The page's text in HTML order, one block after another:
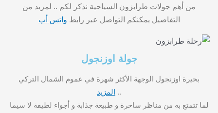
من أهم جولات طرابزون السياحية نذكر لكم .. لمزيد من
التفاصيل يمكنكم التواصل عبر رابط واتس أب
جولة اوزنجول
بحيرة اوزنجول الوجهة الأكثر شهرة في عموم الشمال التركي
.. المزيد
لما تتمتع به من مناظر ساحرة و طبيعة جذابة و أجواء لطيفة لا سيما